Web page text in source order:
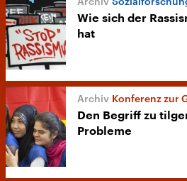
Wie sich der
hat
Konferenz zur
Den Begriff zu
Probleme